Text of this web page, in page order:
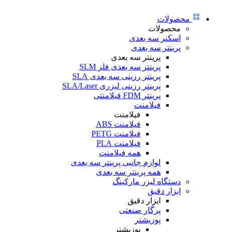
محصولات
محصولات
اسکنر سه بعدی
پرینتر سه بعدی
پرینتر سه بعدی
پرینتر سه بعدی فلز SLM
پرینتر رزینی سه بعدی SLA
پرینتر رزینی لیزری SLA/Laser
پرینتر FDM فیلامنتی
فیلامنت
فیلامنت
فیلامنت ABS
فیلامنت PETG
فیلامنت PLA
همه فیلامنت
لوازم جانبی پرینتر سه بعدی
همه پرینتر سه بعدی
دستگاه لیزر مارکینگ
ابزار دقیق
ابزار دقیق
پرگار صنعتی
پوزیشنر
پوزیشنر